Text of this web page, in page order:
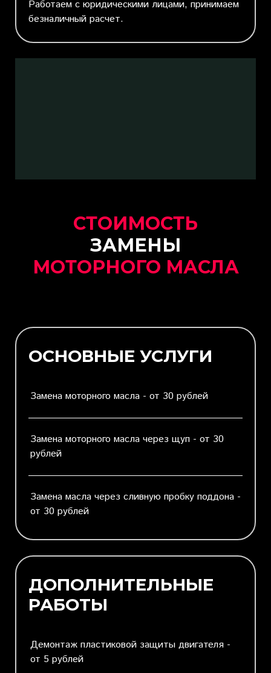
Работаем с юридическими лицами, принимаем
безналичный расчет.
СТОИМОСТЬ
ЗАМЕНЫ
МОТОРНОГО МАСЛА
ОСНОВНЫЕ УСЛУГИ
Замена моторного масла - от 30 рублей
Замена моторного масла через щуп - от 30
рублей
Замена масла через сливную пробку поддона -
от 30 рублей
ДОПОЛНИТЕЛЬНЫЕ
РАБОТЫ
Демонтаж пластиковой защиты двигателя -
от 5 рублей